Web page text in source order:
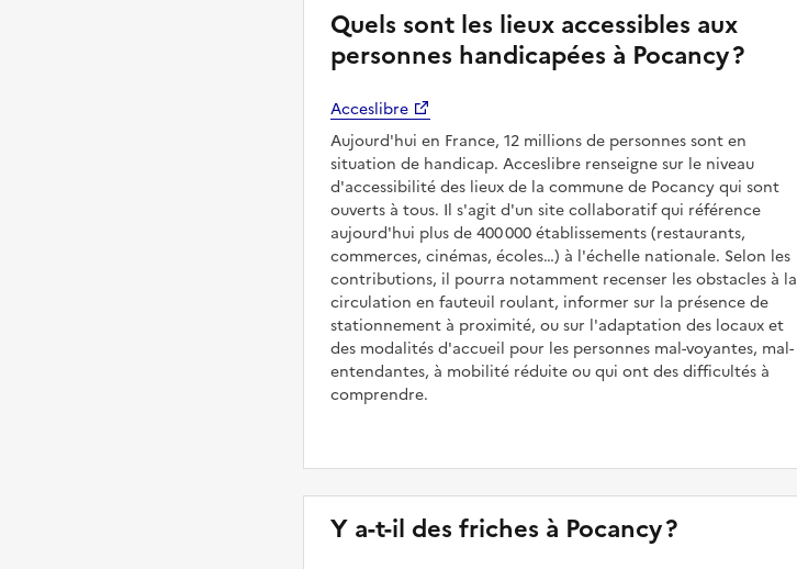
Quels sont les lieux accessibles aux
personnes handicapées à Pocancy ?
Acceslibre
Aujourd'hui en France, 12 millions de personnes sont en
situation de handicap. Acceslibre renseigne sur le niveau
d'accessibilité des lieux de la commune de Pocancy qui sont
ouverts à tous. Il s'agit d'un site collaboratif qui référence
aujourd'hui plus de 400 000 établissements (restaurants,
commerces, cinémas, écoles…) à l'échelle nationale. Selon les
contributions, il pourra notamment recenser les obstacles à la
circulation en fauteuil roulant, informer sur la présence de
stationnement à proximité, ou sur l'adaptation des locaux et
des modalités d'accueil pour les personnes mal-voyantes, mal-
entendantes, à mobilité réduite ou qui ont des difficultés à
comprendre.
Y a-t-il des friches à Pocancy ?